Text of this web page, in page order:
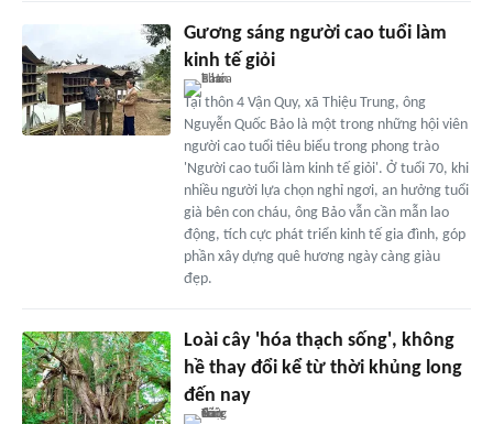
Gương sáng người cao tuổi làm
kinh tế giỏi
Tại thôn 4 Vận Quy, xã Thiệu Trung, ông
Nguyễn Quốc Bảo là một trong những hội viên
người cao tuổi tiêu biểu trong phong trào
'Người cao tuổi làm kinh tế giỏi'. Ở tuổi 70, khi
nhiều người lựa chọn nghỉ ngơi, an hưởng tuổi
già bên con cháu, ông Bảo vẫn cần mẫn lao
động, tích cực phát triển kinh tế gia đình, góp
phần xây dựng quê hương ngày càng giàu
đẹp.
Loài cây 'hóa thạch sống', không
hề thay đổi kể từ thời khủng long
đến nay